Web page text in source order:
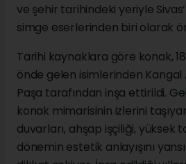
ve şehir tarihindeki yeriyle
simge eserlerinden biri olarak
Tarihi kaynaklara göre konak,
önde gelen isimlerinden
Paşa tarafından inşa ettirildi.
konak mimarisinin izlerini
duvarları, ahşap işçiliği, yüksek
dönemin estetik anlayışını